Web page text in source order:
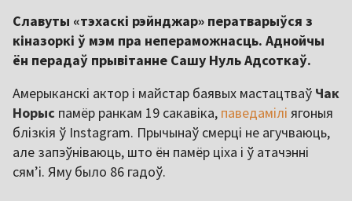
Славуты «тэхаскі рэйнджар» ператварыўся з
кіназоркі ў мэм пра непераможнасць. Аднойчы
ён перадаў прывітанне Сашу Нуль Адсоткаў.
Амерыканскі актор і майстар баявых мастацтваў Чак
Норыс памёр ранкам 19 сакавіка, паведамілі ягоныя
блізкія ў Instagram. Прычынаў смерці не агучваюць,
але запэўніваюць, што ён памёр ціха і ў атачэнні
сям’і. Яму было 86 гадоў.